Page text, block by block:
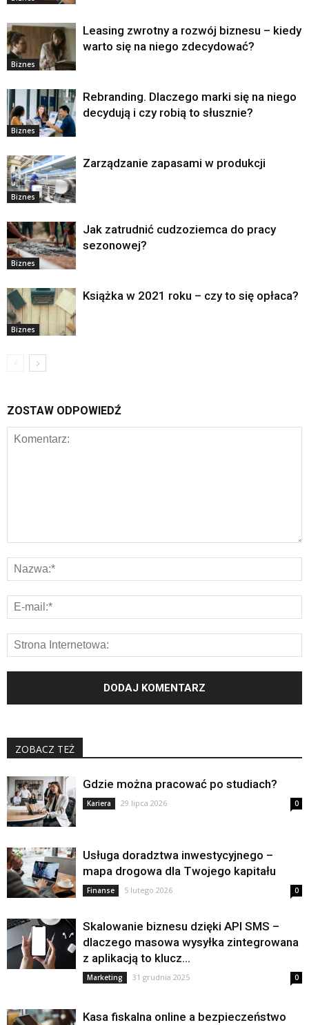
Biznes
Leasing zwrotny a rozwój biznesu – kiedy
warto się na niego zdecydować?
Biznes
Rebranding. Dlaczego marki się na niego
decydują i czy robią to słusznie?
Biznes
Zarządzanie zapasami w produkcji
Biznes
Jak zatrudnić cudzoziemca do pracy
sezonowej?
Biznes
Książka w 2021 roku – czy to się opłaca?
ZOSTAW ODPOWIEDŹ
ZOBACZ TEŻ
Gdzie można pracować po studiach?
Kariera 29 lipca 2026 0
Usługa doradztwa inwestycyjnego –
mapa drogowa dla Twojego kapitału
Finanse 5 lutego 2026 0
Skalowanie biznesu dzięki API SMS –
dlaczego masowa wysyłka zintegrowana
z aplikacją to klucz...
Marketing 31 grudnia 2025 0
Kasa fiskalna online a bezpieczeństwo